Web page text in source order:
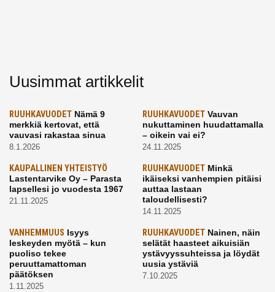
Uusimmat artikkelit
RUUHKAVUODET Nämä 9
merkkiä kertovat, että
vauvasi rakastaa sinua
8.1.2026
RUUHKAVUODETVauvan
nukuttaminen huudattamalla
– oikein vai ei?
24.11.2025
KAUPALLINEN YHTEISTYÖ
Lastentarvike Oy – Parasta
lapsellesi jo vuodesta 1967
21.11.2025
RUUHKAVUODETMinkä
ikäiseksi vanhempien pitäisi
auttaa lastaan
taloudellisesti?
14.11.2025
VANHEMMUUS Isyys
leskeyden myötä – kun
puoliso tekee
peruuttamattoman
päätöksen
1.11.2025
RUUHKAVUODETNainen, näin
selätät haasteet aikuisiän
ystävyyssuhteissa ja löydät
uusia ystäviä
7.10.2025